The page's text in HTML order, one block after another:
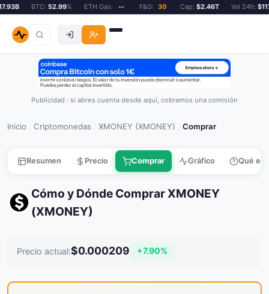
BTC:52.99% ETH Gas: -- F&G: 30 Cap:$2.46T Vol 24h:
Publicidad · si abres cuenta desde aquí, cobramos una comisión
Inicio Criptomonedas XMONEY (XMONEY) Comprar
Resumen Precio Comprar Gráfico Qué es
Cómo y Dónde Comprar XMONEY
(XMONEY)
Precio actual:$0.000209 +7.90%